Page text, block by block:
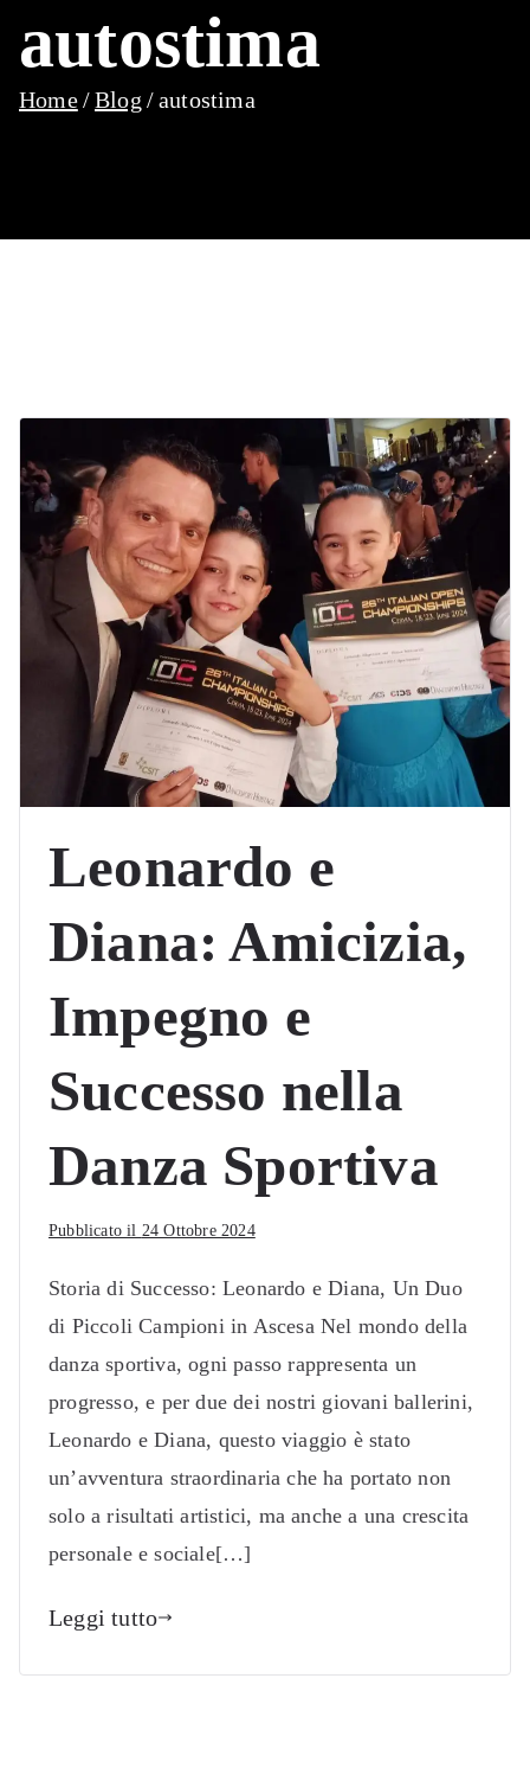
autostima
Home Blog autostima
Leonardo e
Diana: Amicizia,
Impegno e
Successo nella
Danza Sportiva
Pubblicato il 24 Ottobre 2024
Storia di Successo: Leonardo e Diana, Un Duo
di Piccoli Campioni in Ascesa Nel mondo della
danza sportiva, ogni passo rappresenta un
progresso, e per due dei nostri giovani ballerini,
Leonardo e Diana, questo viaggio è stato
un’avventura straordinaria che ha portato non
solo a risultati artistici, ma anche a una crescita
personale e sociale[…]
Leggi tutto